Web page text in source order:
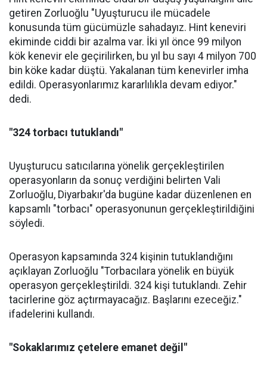
getiren Zorluoğlu "Uyuşturucu ile mücadele
konusunda tüm gücümüzle sahadayız. Hint keneviri
ekiminde ciddi bir azalma var. İki yıl önce 99 milyon
kök kenevir ele geçirilirken, bu yıl bu sayı 4 milyon 700
bin köke kadar düştü. Yakalanan tüm kenevirler imha
edildi. Operasyonlarımız kararlılıkla devam ediyor."
dedi.
"324 torbacı tutuklandı"
Uyuşturucu satıcılarına yönelik gerçekleştirilen
operasyonların da sonuç verdiğini belirten Vali
Zorluoğlu, Diyarbakır'da bugüne kadar düzenlenen en
kapsamlı "torbacı" operasyonunun gerçekleştirildiğini
söyledi.
Operasyon kapsamında 324 kişinin tutuklandığını
açıklayan Zorluoğlu "Torbacılara yönelik en büyük
operasyon gerçekleştirildi. 324 kişi tutuklandı. Zehir
tacirlerine göz açtırmayacağız. Başlarını ezeceğiz."
ifadelerini kullandı.
"Sokaklarımız çetelere emanet değil"